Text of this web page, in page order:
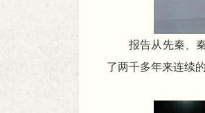
报告从先秦、
了两千多年来连续